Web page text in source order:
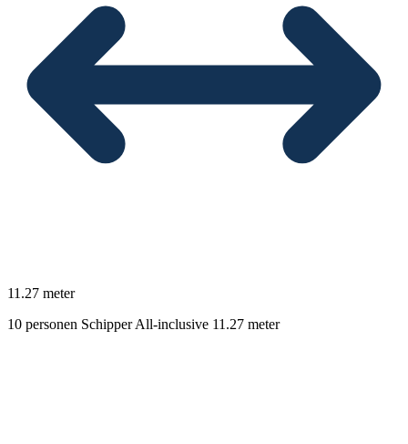
11.27 meter
10 personen Schipper All-inclusive 11.27 meter